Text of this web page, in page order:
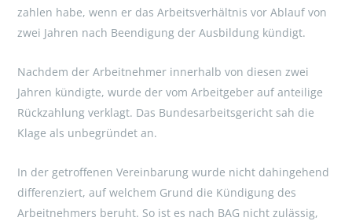
zahlen habe, wenn er das Arbeitsverhältnis vor Ablauf von
zwei Jahren nach Beendigung der Ausbildung kündigt.
Nachdem der Arbeitnehmer innerhalb von diesen zwei
Jahren kündigte, wurde der vom Arbeitgeber auf anteilige
Rückzahlung verklagt. Das Bundesarbeitsgericht sah die
Klage als unbegründet an.
In der getroffenen Vereinbarung wurde nicht dahingehend
differenziert, auf welchem Grund die Kündigung des
Arbeitnehmers beruht. So ist es nach BAG nicht zulässig,